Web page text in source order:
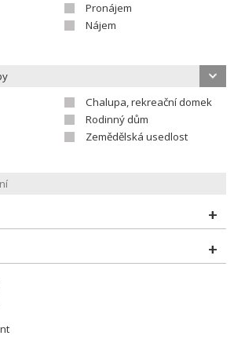
Pronájem
Nájem
Chalupa, rekreační domek
Rodinný dům
Zemědělská usedlost